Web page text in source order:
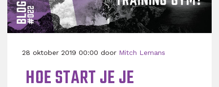
28 oktober 2019 00:00 door Mitch Lemans
​ HOE START JE JE